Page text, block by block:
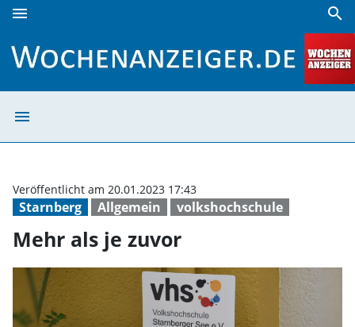
menu search
menu
Starnberg Allgemein volkshochschule
Veröffentlicht am 20.01.2023 17:43
Mehr als je zuvor